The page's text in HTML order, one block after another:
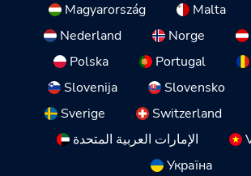
Magyarország
Malta
Nederland
Norge
Polska
Portugal
Slovenija
Slovensko
Sverige
Switzerland
الإمارات العربية المتحدة
Україна